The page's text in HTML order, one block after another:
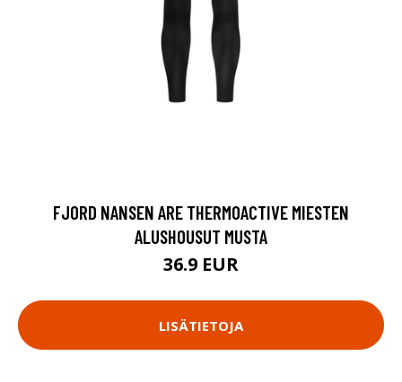
FJORD NANSEN ARE THERMOACTIVE MIESTEN
ALUSHOUSUT MUSTA
36.9 EUR
LISÄTIETOJA